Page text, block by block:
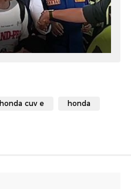
honda cuv e honda